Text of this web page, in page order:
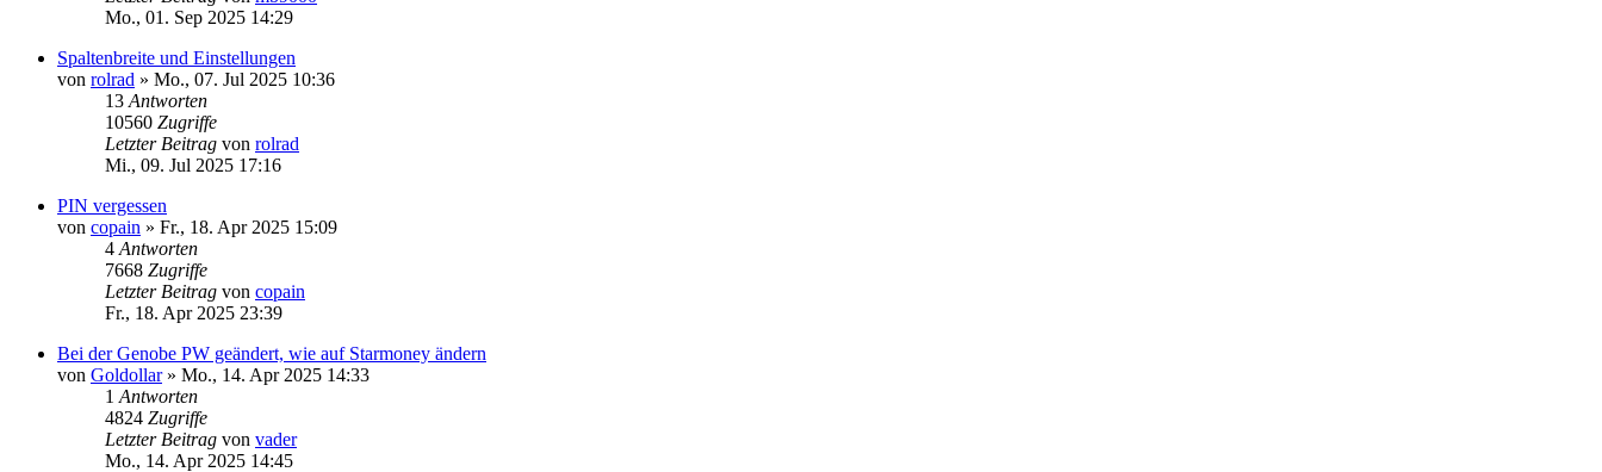
Mo., 01. Sep 2025 14:29
Spaltenbreite und Einstellungen
von rolrad » Mo., 07. Jul 2025 10:36
13 Antworten
10560 Zugriffe
Letzter Beitrag von rolrad
Mi., 09. Jul 2025 17:16
PIN vergessen
von copain » Fr., 18. Apr 2025 15:09
4 Antworten
7668 Zugriffe
Letzter Beitrag von copain
Fr., 18. Apr 2025 23:39
Bei der Genobe PW geändert, wie auf Starmoney ändern
von Goldollar» Mo., 14. Apr 2025 14:33
1 Antworten
4824 Zugriffe
Letzter Beitrag von vader
Mo., 14. Apr 2025 14:45